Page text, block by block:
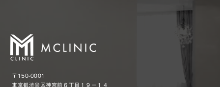
〒150-0001